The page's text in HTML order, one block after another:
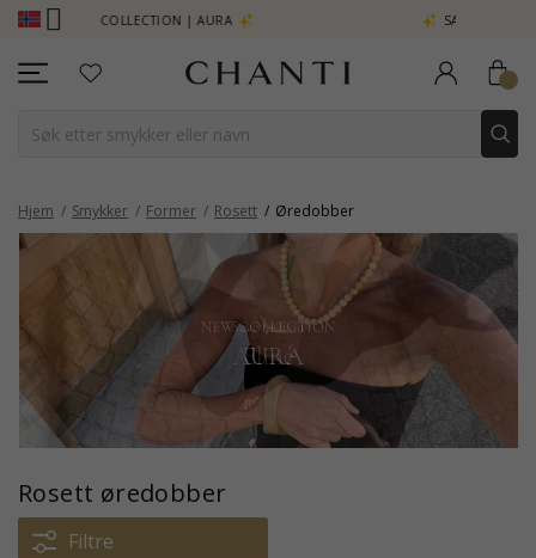
| AURA
Hjem Smykker Former Rosett Øredobber
Rosett øredobber
Filtre